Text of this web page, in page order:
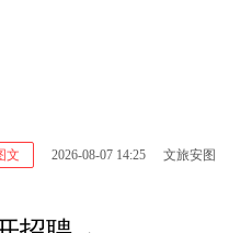
文 2026-08-07 14:25 文旅安图